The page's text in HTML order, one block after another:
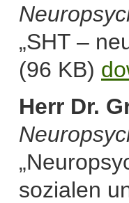
„SHT –
(96 KB)
Herr Dr.
sozialen